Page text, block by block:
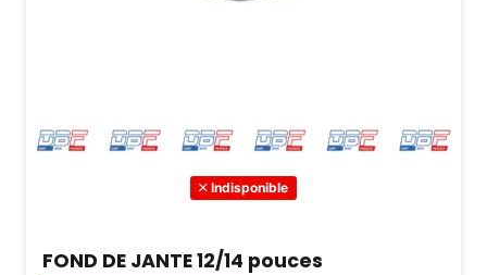
Indisponible
FOND DE JANTE 12/14 pouces